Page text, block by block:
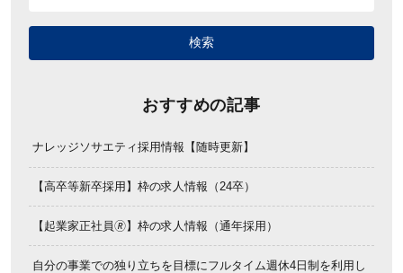
おすすめの記事
ナレッジソサエティ採用情報【随時更新】
【高卒等新卒採用】枠の求人情報（24卒）
【起業家正社員🄬】枠の求人情報（通年採用）
自分の事業での独り立ちを目標にフルタイム週休4日制を利用し